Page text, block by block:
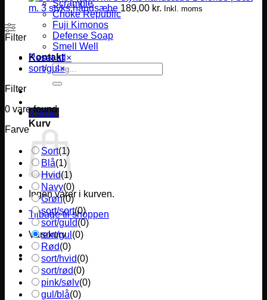
Scramble
Choke Republic
Fuji Kimonos
Defense Soap
Smell Well
Kontakt
Søg
efter:
0,00 kr.
Kurv
Ingen varer i kurven.
Tilbage til shoppen
Varekurv
m. 3 styks håndsæbe 189,00 kr. Inkl. moms
Filter
Reset all ×
sort/gul×
Filter
0 vare found
Farve
Sort(1)
Blå(1)
Hvid(1)
Navy(0)
Grøn(0)
sort/sort(0)
sort/guld(0)
sort/gul (0)
Rød(0)
sort/hvid(0)
sort/rød(0)
pink/sølv(0)
gul/blå(0)